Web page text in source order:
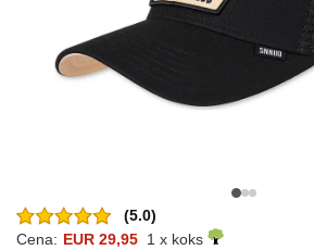
(5.0)
Cena: EUR 29,95 1 x koks